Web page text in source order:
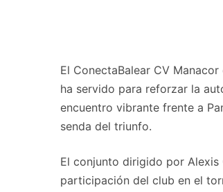
El ConectaBalear CV
ha servido para reforzar la
encuentro vibrante frente a
senda del triunfo.
El conjunto dirigido por
participación del club en el